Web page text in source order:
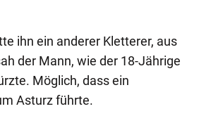
ihn ein anderer Kletterer, aus
der Mann, wie der 18-Jährige
Möglich, dass ein
Asturz führte.